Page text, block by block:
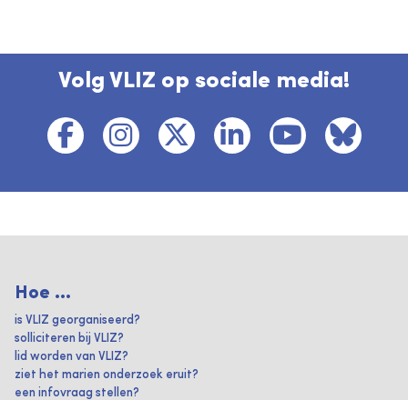
Volg VLIZ op sociale media!
Hoe ...
is VLIZ georganiseerd?
solliciteren bij VLIZ?
lid worden van VLIZ?
ziet het marien onderzoek eruit?
een infovraag stellen?